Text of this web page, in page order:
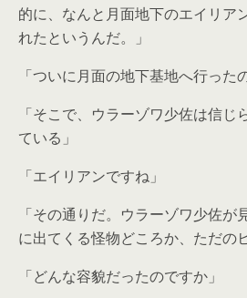
的に、なんと月面地下のエイリア
れたというんだ。」
「ついに月面の地下基地へ行った
「そこで、ウラーゾワ少佐は信じ
ている」
「エイリアンですね」
「その通りだ。ウラーゾワ少佐が
に出てくる怪物どころか、ただの
「どんな容貌だったのですか」